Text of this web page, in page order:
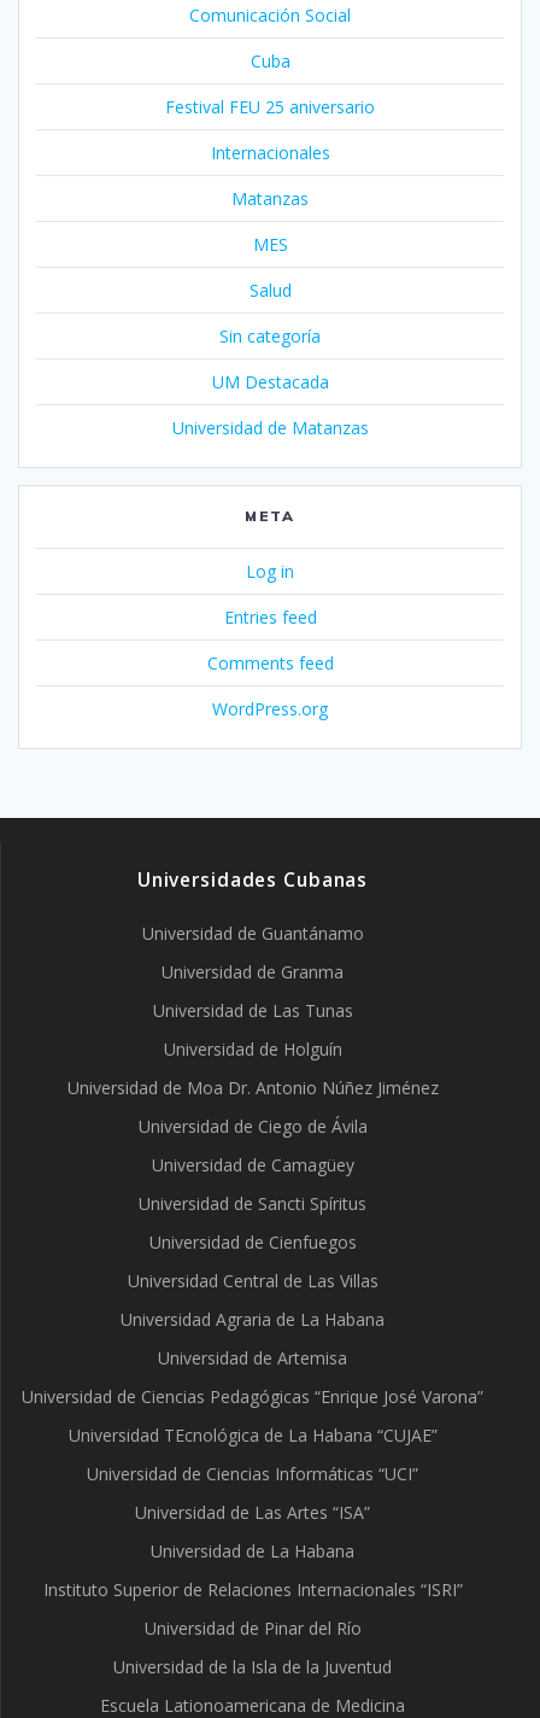
Comunicación Social
Cuba
Festival FEU 25 aniversario
Internacionales
Matanzas
MES
Salud
Sin categoría
UM Destacada
Universidad de Matanzas
META
Log in
Entries feed
Comments feed
WordPress.org
Universidades Cubanas
Universidad de Guantánamo
Universidad de Granma
Universidad de Las Tunas
Universidad de Holguín
Universidad de Moa Dr. Antonio Núñez Jiménez
Universidad de Ciego de Ávila
Universidad de Camagüey
Universidad de Sancti Spíritus
Universidad de Cienfuegos
Universidad Central de Las Villas
Universidad Agraria de La Habana
Universidad de Artemisa
Universidad de Ciencias Pedagógicas “Enrique José Varona”
Universidad TEcnológica de La Habana “CUJAE”
Universidad de Ciencias Informáticas “UCI”
Universidad de Las Artes “ISA”
Universidad de La Habana
Instituto Superior de Relaciones Internacionales “ISRI”
Universidad de Pinar del Río
Universidad de la Isla de la Juventud
Escuela Lationoamericana de Medicina